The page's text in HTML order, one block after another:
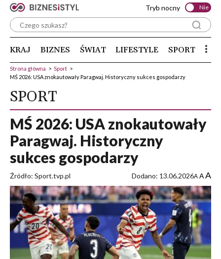
Tryb nocny Nie
KRAJ BIZNES ŚWIAT LIFESTYLE SPORT
Strona główna > Sport >
MŚ 2026: USA znokautowały Paragwaj. Historyczny sukces gospodarzy
SPORT
MŚ 2026: USA znokautowały
Paragwaj. Historyczny
sukces gospodarzy
Źródło: Sport.tvp.pl Dodano: 13.06.2026A AA